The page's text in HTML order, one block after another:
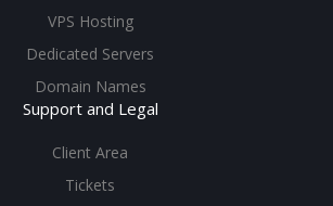
VPS Hosting
Dedicated Servers
Domain Names
Support and Legal
Client Area
Tickets